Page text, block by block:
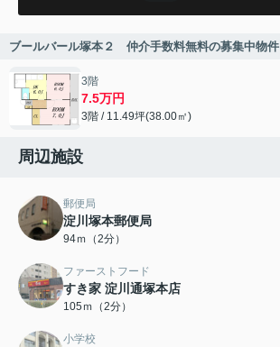
ブールバール塚本２ 仲介手数料無料の募集中物件
3階
7.5万円
3階 / 11.49坪(38.00㎡)
周辺施設
郵便局
淀川塚本郵便局
94ｍ（2分）
ファーストフード
すき家 淀川通塚本店
105ｍ（2分）
小学校